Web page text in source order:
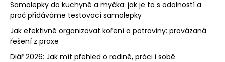
Samolepky do kuchyně a myčka: jak je to s odolností a
proč přidáváme testovací samolepky
Jak efektivně organizovat koření a potraviny: provázaná
řešení z praxe
Diář 2026: Jak mít přehled o rodině, práci i sobě